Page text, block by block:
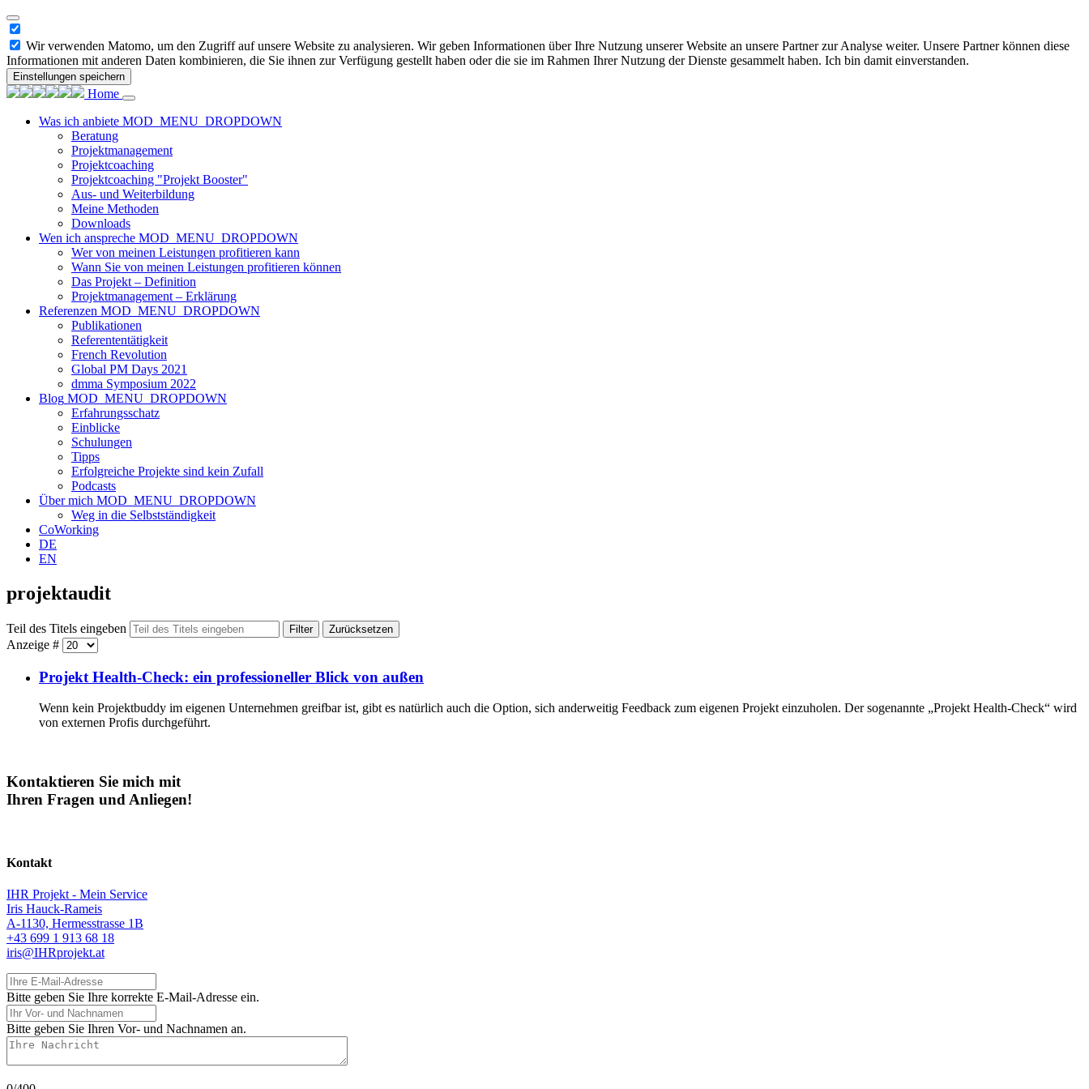
Wir verwenden Matomo, um den Zugriff auf unsere Website zu analysieren. Wir geben Informationen über Ihre Nutzung unserer Website an unsere Partner zur Analyse weiter. Unsere Partner können diese
Informationen mit anderen Daten kombinieren, die Sie ihnen zur Verfügung gestellt haben oder die sie im Rahmen Ihrer Nutzung der Dienste gesammelt haben. Ich bin damit einverstanden.
Einstellungen speichern
Home
Was ich anbiete MOD_MENU_DROPDOWN
Beratung
Projektmanagement
Projektcoaching
Projektcoaching "Projekt Booster"
Aus- und Weiterbildung
Meine Methoden
Downloads
Wen ich anspreche MOD_MENU_DROPDOWN
Wer von meinen Leistungen profitieren kann
Wann Sie von meinen Leistungen profitieren können
Das Projekt – Definition
Projektmanagement – Erklärung
Referenzen MOD_MENU_DROPDOWN
Publikationen
Referententätigkeit
French Revolution
Global PM Days 2021
dmma Symposium 2022
Blog MOD_MENU_DROPDOWN
Erfahrungsschatz
Einblicke
Schulungen
Tipps
Erfolgreiche Projekte sind kein Zufall
Podcasts
Über mich MOD_MENU_DROPDOWN
Weg in die Selbstständigkeit
CoWorking
DE
EN
projektaudit
Teil des Titels eingeben Filter Zurücksetzen
Anzeige #
Projekt Health-Check: ein professioneller Blick von außen
Wenn kein Projektbuddy im eigenen Unternehmen greifbar ist, gibt es natürlich auch die Option, sich anderweitig Feedback zum eigenen Projekt einzuholen. Der sogenannte „Projekt Health-Check“ wird
von externen Profis durchgeführt.
Kontaktieren Sie mich mit
Ihren Fragen und Anliegen!
Kontakt
IHR Projekt - Mein Service
Iris Hauck-Rameis
A-1130, Hermesstrasse 1B
+43 699 1 913 68 18
iris@IHRprojekt.at
Ihre E-Mail-Adresse
Bitte geben Sie Ihre korrekte E-Mail-Adresse ein.
Ihr Vor- und Nachnamen
Bitte geben Sie Ihren Vor- und Nachnamen an.
Ihre Nachricht